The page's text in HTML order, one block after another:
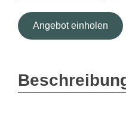
Angebot einholen